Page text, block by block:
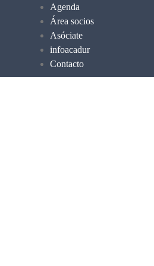
Agenda
Área socios
Asóciate
infoacadur
Contacto